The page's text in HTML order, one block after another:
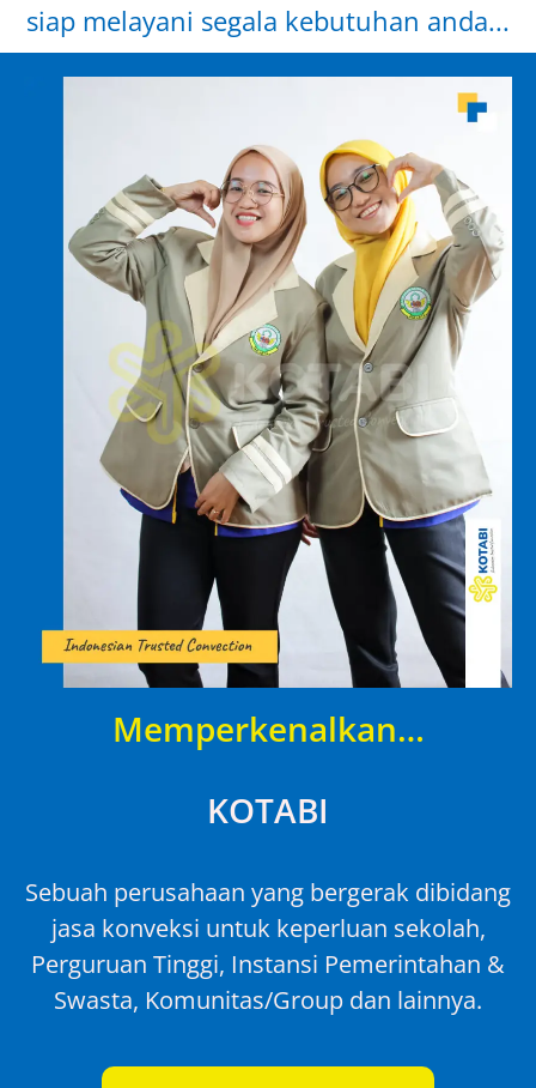
siap melayani segala kebutuhan anda...
Memperkenalkan…
KOTABI
Sebuah perusahaan yang bergerak dibidang
jasa konveksi untuk keperluan sekolah,
Perguruan Tinggi, Instansi Pemerintahan &
Swasta, Komunitas/Group dan lainnya.